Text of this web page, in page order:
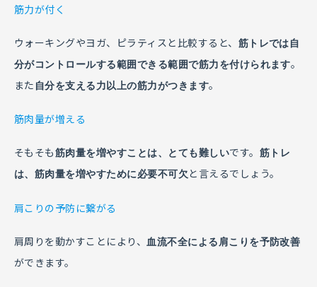
筋力が付く
ウォーキングやヨガ、ピラティスと比較すると、
筋トレでは自
分がコントロールする範囲できる範囲で筋力を付けられます。
また 自分を支える力以上の筋力がつきます。
筋肉量が増える
そもそも 筋肉量を増やすことは、とても難しいです。
筋トレ
は、筋肉量を増やすために必要不可欠 と言えるでしょう。
肩こりの予防に繋がる
肩周りを動かすことにより、 血流不全による肩こりを予防改善
ができます。